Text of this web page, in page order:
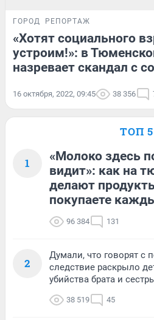
ГОРОД РЕПОРТАЖ
«Хотят социального
устроим!»: в
назревает скандал с
16 октября, 2022, 09:45 38 356
ТОП 5
1
«Молоко здесь
видит»: как на
делают
покупаете
96 384 131
2
Думали, что говорят с
следствие раскрыло
убийства брата и
38 519 45